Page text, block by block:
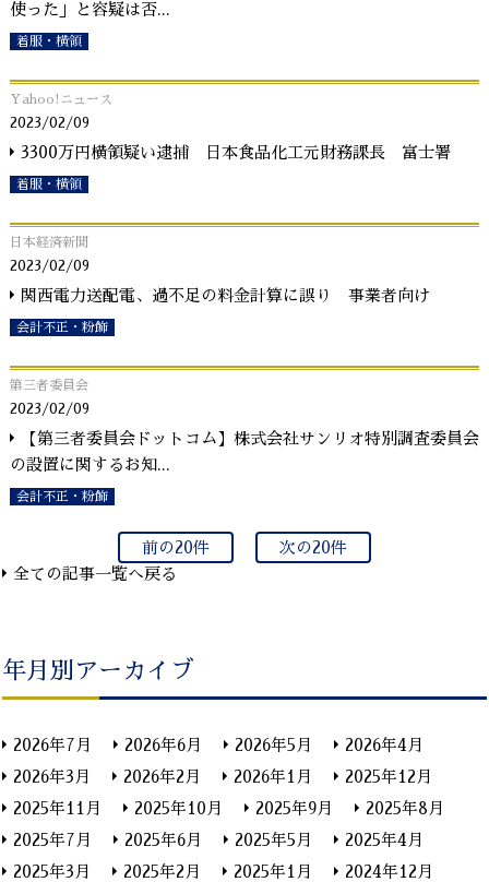
使った」と容疑は否...
着服・横領
Yahoo!ニュース
2023/02/09
3300万円横領疑い逮捕 日本食品化工元財務課長 富士署
着服・横領
日本経済新聞
2023/02/09
関西電力送配電、過不足の料金計算に誤り 事業者向け
会計不正・粉飾
第三者委員会
2023/02/09
【第三者委員会ドットコム】株式会社サンリオ特別調査委員会
の設置に関するお知...
会計不正・粉飾
前の20件
次の20件
全ての記事一覧へ戻る
年月別アーカイブ
2026年7月 2026年6月 2026年5月
2026年4月
2026年3月
2026年2月 2026年1月
2025年12月
2025年11月
2025年10月 2025年9月
2025年8月
2025年7月
2025年6月 2025年5月
2025年4月
2025年3月
2025年2月 2025年1月 2024年12月